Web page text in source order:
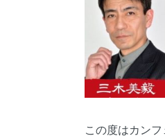
この度はカン